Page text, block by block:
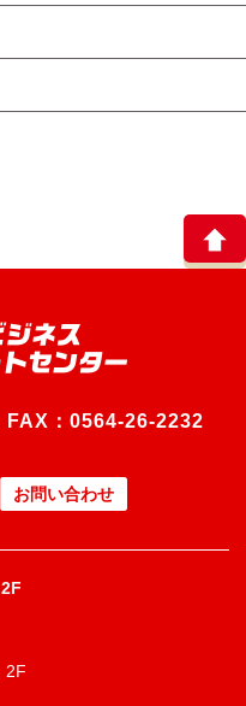
FAX：0564-26-2232
お問い合わせ
2F